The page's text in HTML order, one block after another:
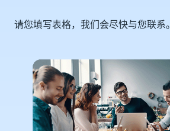
请您填写表格，我们会尽快与您联系。